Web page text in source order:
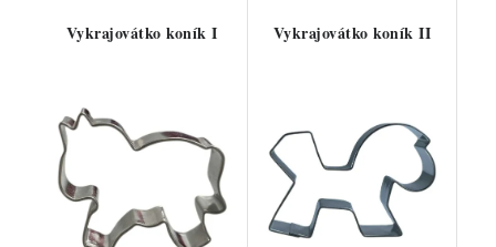
Vykrajovátko koník I Vykrajovátko koník II